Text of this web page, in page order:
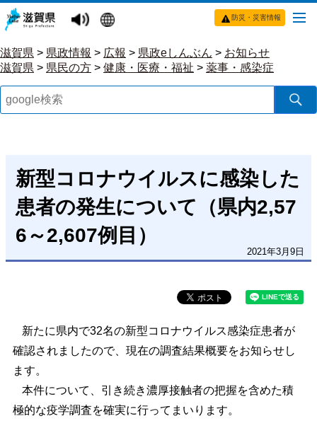
防災・災害情報
滋賀県 > 県政情報 > 広報 > 県政eしんぶん > お知らせ
滋賀県 > 県民の方 > 健康・医療・福祉 > 薬事・感染症
新型コロナウイルスに感染した
患者の発生について（県内2,57
6～2,607例目）
2021年3月9日
新たに県内で32名の新型コロナウイルス感染症患者が
確認されましたので、現在の調査結果概要をお知らせし
ます。
本件について、引き続き濃厚接触者の把握を含めた積
極的な疫学調査を確実に行ってまいります。